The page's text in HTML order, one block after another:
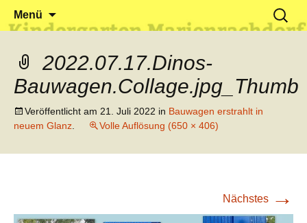
Kindergarten Marienrachdorf
Klein reingehen – Groß rauskommen
Menü
Suchen
nach:
2022.07.17.Dinos-
Bauwagen.Collage.jpg_Thumb
Veröffentlicht am 21. Juli 2022 in Bauwagen erstrahlt in
neuem Glanz
Volle Auflösung (650 × 406)
Nächstes →